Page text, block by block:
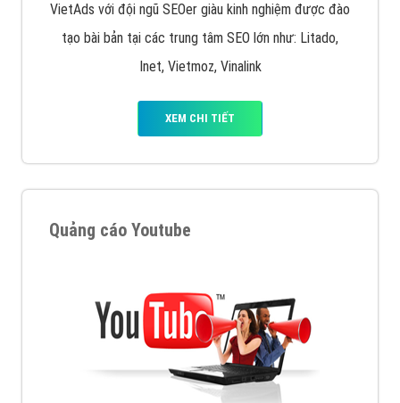
VietAds với đội ngũ SEOer giàu kinh nghiệm được đào
tạo bài bản tại các trung tâm SEO lớn như: Litado,
Inet, Vietmoz, Vinalink
XEM CHI TIẾT
Quảng cáo Youtube